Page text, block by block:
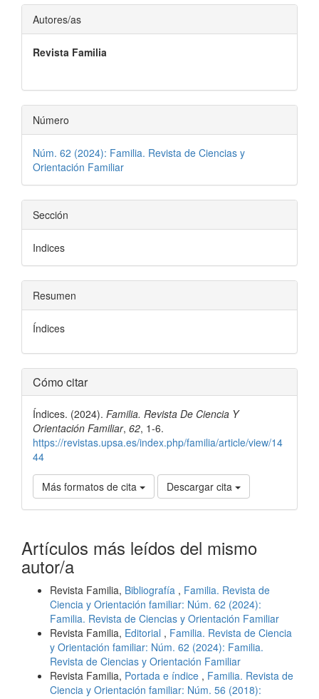
Contenido
principal
del
artículo
Autores/as
Revista Familia
Número
Núm. 62 (2024): Familia. Revista de Ciencias y
Orientación Familiar
Sección
Indices
Resumen
Índices
Detalles
del
artículo
Cómo citar
Índices. (2024). Familia. Revista De Ciencia Y
Orientación Familiar, 62, 1-6.
https://revistas.upsa.es/index.php/familia/article/view/14
44
Más formatos de cita Descargar cita
Artículos más leídos del mismo
autor/a
Revista Familia, Bibliografía , Familia. Revista de
Ciencia y Orientación familiar: Núm. 62 (2024):
Familia. Revista de Ciencias y Orientación Familiar
Revista Familia, Editorial , Familia. Revista de Ciencia
y Orientación familiar: Núm. 62 (2024): Familia.
Revista de Ciencias y Orientación Familiar
Revista Familia, Portada e índice , Familia. Revista de
Ciencia y Orientación familiar: Núm. 56 (2018):